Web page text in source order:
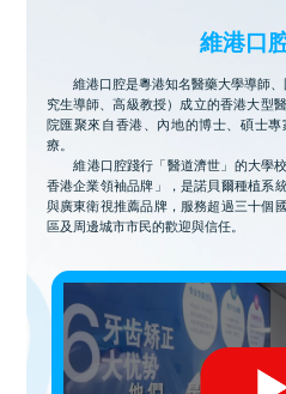
維港口
維港口腔是粵港知名醫藥大學導師
究生導師、高級教授）成立的香港大型
院匯聚來自香港、內地的博士、碩士
療。
維港口腔踐行「醫道濟世」的大學
香港企業領袖品牌」，是諾貝爾種植系
與廣東衛視推薦品牌，服務超過三十個
區及周邊城市市民的歡迎與信任。